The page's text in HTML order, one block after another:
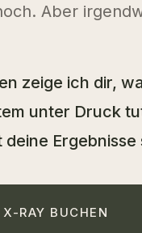
Aber
zeige ich dir,
unter Druck
deine
RAY BUCHEN